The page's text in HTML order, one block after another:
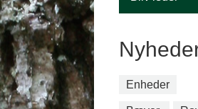
Enheder